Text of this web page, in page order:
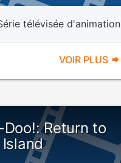
télévisée d'animation
VOIR PLUS
Return to